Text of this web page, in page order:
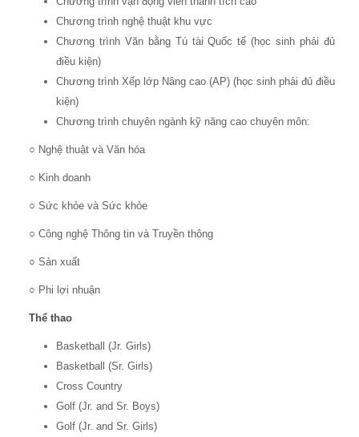
Chương trình nghệ thuật khu vực
Chương trình Văn bằng Tú tài Quốc tế (học sinh phải đủ
điều kiện)
Chương trình Xếp lớp Nâng cao (AP) (học sinh phải đủ điều
kiện)
Chương trình chuyên ngành kỹ năng cao chuyên môn:
○ Nghệ thuật và Văn hóa
○ Kinh doanh
○ Sức khỏe và Sức khỏe
○ Công nghệ Thông tin và Truyền thông
○ Sản xuất
○ Phi lợi nhuận
Thể thao
Basketball (Jr. Girls)
Basketball (Sr. Girls)
Cross Country
Golf (Jr. and Sr. Boys)
Golf (Jr. and Sr. Girls)